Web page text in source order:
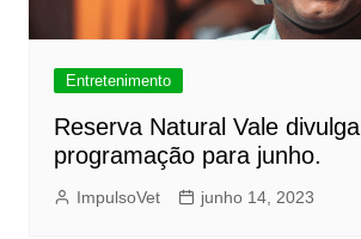
Entretenimento
Reserva Natural Vale divulga
programação para junho.
ImpulsoVet junho 14, 2023